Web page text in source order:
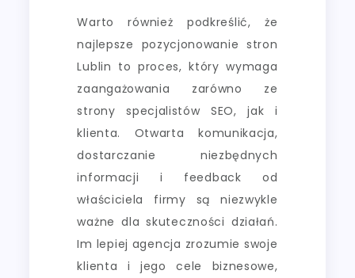
Warto również podkreślić, że
najlepsze pozycjonowanie stron
Lublin to proces, który wymaga
zaangażowania zarówno ze
strony specjalistów SEO, jak i
klienta. Otwarta komunikacja,
dostarczanie niezbędnych
informacji i feedback od
właściciela firmy są niezwykle
ważne dla skuteczności działań.
Im lepiej agencja zrozumie swoje
klienta i jego cele biznesowe,